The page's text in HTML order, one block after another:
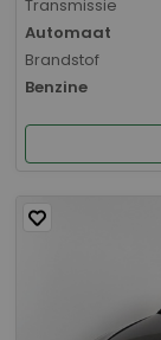
Transmissie
Automaat
Brandstof
Benzine